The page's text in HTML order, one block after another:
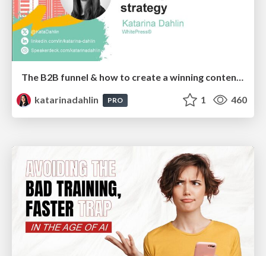
The B2B funnel & how to create a winning content strategy
katarinadahlin
PRO 1 460